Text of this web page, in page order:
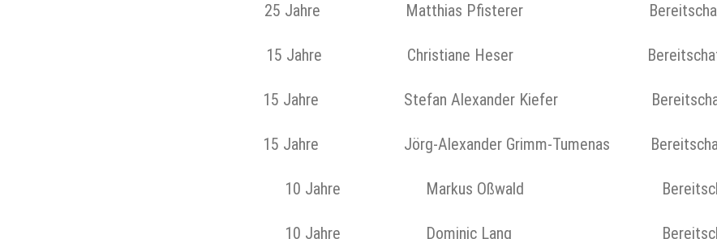
25 Jahre Matthias Pfisterer Bereitschaft
15 Jahre Christiane Heser Bereitschaft
15 Jahre Stefan Alexander Kiefer Bereitschaft
15 Jahre Jörg-Alexander Grimm-Tumenas Bereitschaft
10 Jahre Markus Oßwald Bereitschaft
10 Jahre Dominic Lang Bereitschaft